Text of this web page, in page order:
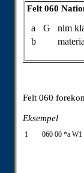
Felt 060
a G
nlm
b
Felt 060
Eksempel
1 060 00 *a